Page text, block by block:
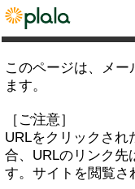
このページは、メ
ます。
［ご注意］
URLをクリックされ
合、URLのリンク先
す。サイトを閲覧さ